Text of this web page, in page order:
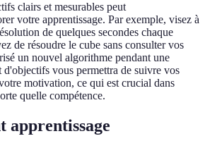
clairs et mesurables peut
votre apprentissage. Par exemple, visez à
de quelques secondes chaque
de résoudre le cube sans consulter vos
un nouvel algorithme pendant une
d'objectifs vous permettra de suivre vos
motivation, ce qui est crucial dans
quelle compétence.
apprentissage